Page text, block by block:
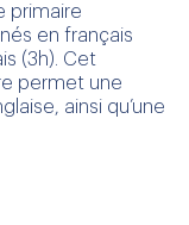
primaire
en français
(3h). Cet
permet une
ainsi qu’une